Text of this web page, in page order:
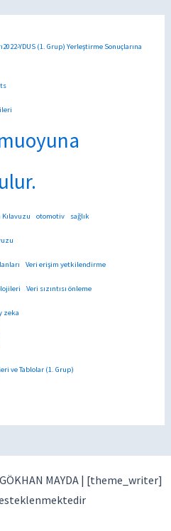
YDUS (1. Grup) Yerleştirme Sonuçlarına
Kılavuzu otomotiv sağlık
Veri erişim yetkilendirme
Veri sızıntısı önleme
zeka
ve Tablolar (1. Grup)
MAYDA | [theme_writer]